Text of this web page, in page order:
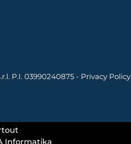
P.I. 03990240875 - Privacy Policy
Informatika